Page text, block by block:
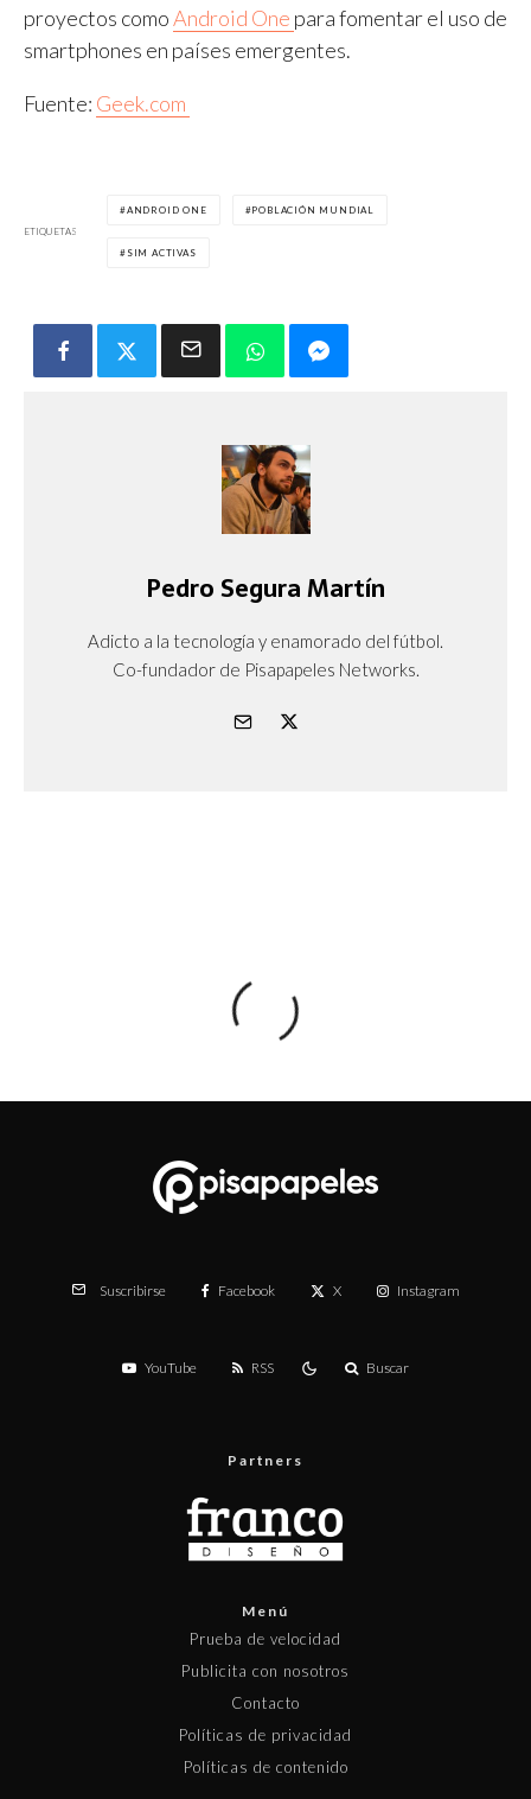
proyectos comoAndroid One para fomentar el uso de
smartphones en países emergentes.
Fuente: Geek.com
ETIQUETAS
ANDROID ONE POBLACIÓN MUNDIAL
SIM ACTIVAS
Pedro Segura Martín
Adicto a la tecnología y enamorado del fútbol.
Co-fundador de Pisapapeles Networks.
Suscribirse Facebook X Instagram
YouTube RSS Buscar
Partners
Menú
Prueba de velocidad
Publicita con nosotros
Contacto
Políticas de privacidad
Políticas de contenido